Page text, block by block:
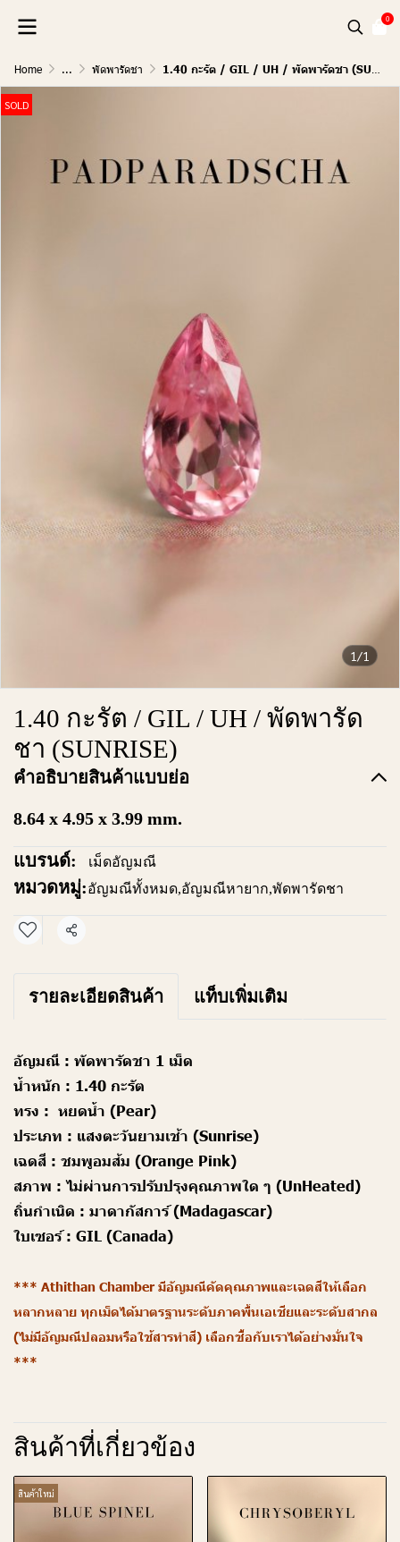
0
Home ... พัดพารัดชา 1.40 กะรัต / GIL / UH / พัดพารัดชา (SUNRISE)
1/1
SOLD
1.40 กะรัต / GIL / UH / พัดพารัด
ชา (SUNRISE)
คำอธิบายสินค้าแบบย่อ
8.64 x 4.95 x 3.99 mm.
แบรนด์: เม็ดอัญมณี
หมวดหมู่:อัญมณีทั้งหมด,อัญมณีหายาก,พัดพารัดชา
แชร์
รายละเอียดสินค้า แท็บเพิ่มเติม
อัญมณี : พัดพารัดชา 1 เม็ด
น้ำหนัก : 1.40 กะรัต
ทรง : หยดน้ำ (Pear)
ประเภท : แสงตะวันยามเช้า (Sunrise)
เฉดสี : ชมพูอมส้ม (Orange Pink)
สภาพ : ไม่ผ่านการปรับปรุงคุณภาพใด ๆ (UnHeated)
ถิ่นกำเนิด : มาดากัสการ์ (Madagascar)
ใบเซอร์ : GIL (Canada)
*** Athithan Chamber มีอัญมณีคัดคุณภาพและเฉดสีให้เลือก
หลากหลาย ทุกเม็ดได้มาตรฐานระดับภาคพื้นเอเชียและระดับสากล
(ไม่มีอัญมณีปลอมหรือใช้สารทำสี) เลือกซื้อกับเราได้อย่างมั่นใจ
***
สินค้าที่เกี่ยวข้อง
สินค้าใหม่